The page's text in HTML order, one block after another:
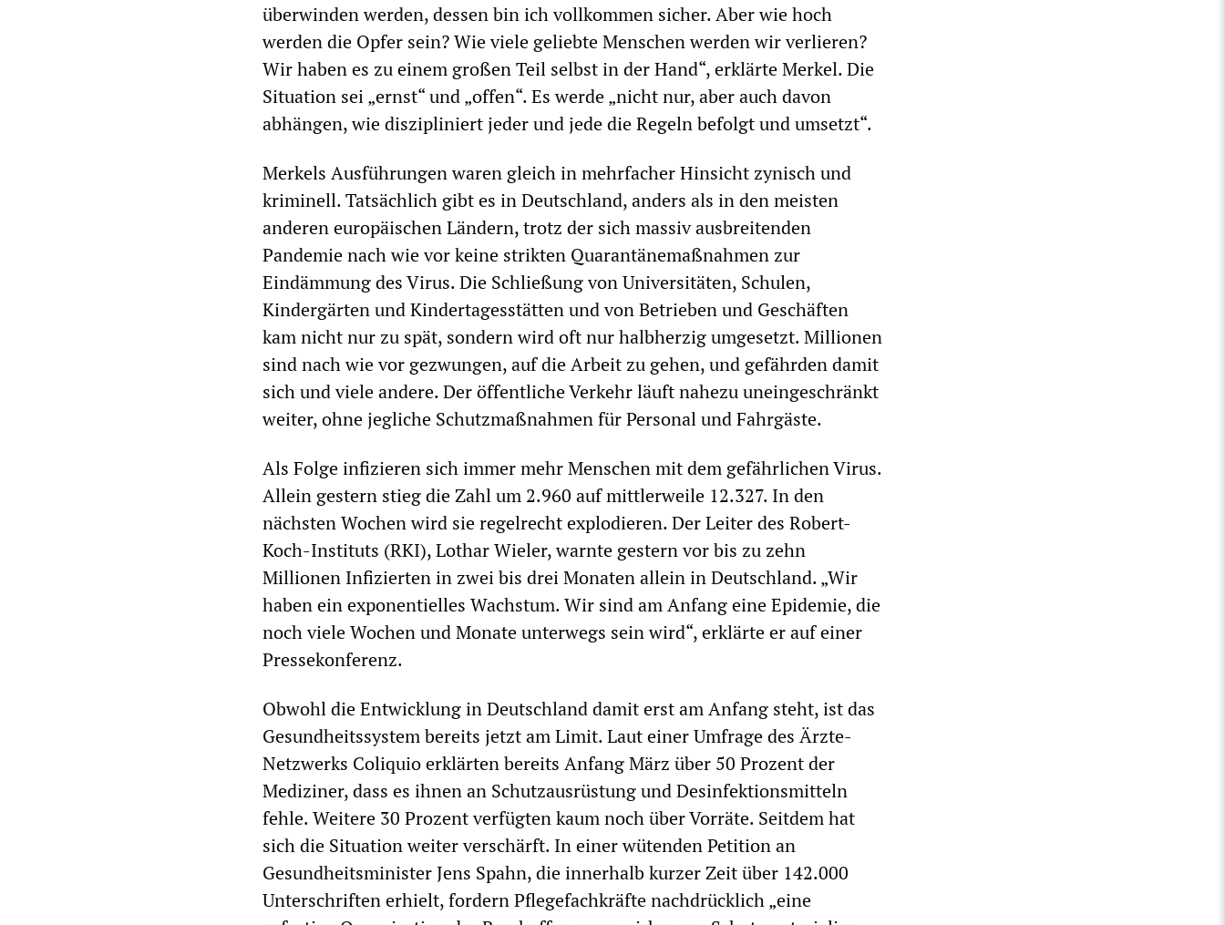
überwinden werden, dessen bin ich vollkommen sicher. Aber wie hoch
werden die Opfer sein? Wie viele geliebte Menschen werden wir verlieren?
Wir haben es zu einem großen Teil selbst in der Hand“, erklärte Merkel. Die
Situation sei „ernst“ und „offen“. Es werde „nicht nur, aber auch davon
abhängen, wie diszipliniert jeder und jede die Regeln befolgt und umsetzt“.
Merkels Ausführungen waren gleich in mehrfacher Hinsicht zynisch und
kriminell. Tatsächlich gibt es in Deutschland, anders als in den meisten
anderen europäischen Ländern, trotz der sich massiv ausbreitenden
Pandemie nach wie vor keine strikten Quarantänemaßnahmen zur
Eindämmung des Virus. Die Schließung von Universitäten, Schulen,
Kindergärten und Kindertagesstätten und von Betrieben und Geschäften
kam nicht nur zu spät, sondern wird oft nur halbherzig umgesetzt. Millionen
sind nach wie vor gezwungen, auf die Arbeit zu gehen, und gefährden damit
sich und viele andere. Der öffentliche Verkehr läuft nahezu uneingeschränkt
weiter, ohne jegliche Schutzmaßnahmen für Personal und Fahrgäste.
Als Folge infizieren sich immer mehr Menschen mit dem gefährlichen Virus.
Allein gestern stieg die Zahl um 2.960 auf mittlerweile 12.327. In den
nächsten Wochen wird sie regelrecht explodieren. Der Leiter des Robert-
Koch-Instituts (RKI), Lothar Wieler, warnte gestern vor bis zu zehn
Millionen Infizierten in zwei bis drei Monaten allein in Deutschland. „Wir
haben ein exponentielles Wachstum. Wir sind am Anfang eine Epidemie, die
noch viele Wochen und Monate unterwegs sein wird“, erklärte er auf einer
Pressekonferenz.
Obwohl die Entwicklung in Deutschland damit erst am Anfang steht, ist das
Gesundheitssystem bereits jetzt am Limit. Laut einer Umfrage des Ärzte-
Netzwerks Coliquio erklärten bereits Anfang März über 50 Prozent der
Mediziner, dass es ihnen an Schutzausrüstung und Desinfektionsmitteln
fehle. Weitere 30 Prozent verfügten kaum noch über Vorräte. Seitdem hat
sich die Situation weiter verschärft. In einer wütenden Petition an
Gesundheitsminister Jens Spahn, die innerhalb kurzer Zeit über 142.000
Unterschriften erhielt, fordern Pflegefachkräfte nachdrücklich „eine